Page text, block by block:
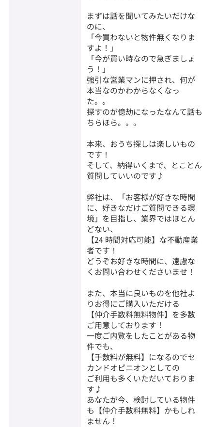
まずは話を聞いてみたいだけな
のに、
「今買わないと物件無くなりま
すよ！」
「今が買い時なので急ぎましょ
う！」
強引な営業マンに押され、何が
本当なのかわからなくなっ
た。。
探すのが億劫になったなんて話も
ちらほら。。。
本来、おうち探しは楽しいもの
です！
そして、納得いくまで、とことん
質問していいのです♪
弊社は、「お客様が好きな時間
に、好きなだけご質問できる環
境」を目指し、業界ではほとん
どない、
【24 時間対応可能】な不動産業
者です！
どうぞお好きな時間に、遠慮な
くお問い合わせくださいませ！
また、本当に良いものを他社よ
りお得にご購入いただける
【仲介手数料無料物件】を多数
ご用意しております！
一度ご内覧をしたことがある物
件でも、
【手数料が無料】になるのでセ
カンドオピニオンとしての
ご利用も多くいただいておりま
す♪
あなたが今、検討している物件
も【仲介手数料無料】かもしれ
ません！